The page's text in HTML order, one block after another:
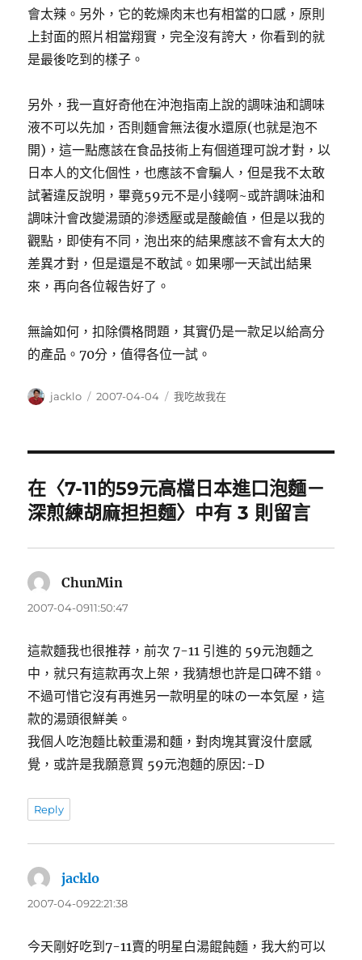
會太辣。另外，它的乾燥肉末也有相當的口感，原則
上封面的照片相當翔實，完全沒有誇大，你看到的就
是最後吃到的樣子。
另外，我一直好奇他在沖泡指南上說的調味油和調味
液不可以先加，否則麵會無法復水還原(也就是泡不
開)，這一點應該在食品技術上有個道理可說才對，以
日本人的文化個性，也應該不會騙人，但是我不太敢
試著違反說明，畢竟59元不是小錢啊~或許調味油和
調味汁會改變湯頭的滲透壓或是酸鹼值，但是以我的
觀點，即使有不同，泡出來的結果應該不會有太大的
差異才對，但是還是不敢試。如果哪一天試出結果
來，再向各位報告好了。
無論如何，扣除價格問題，其實仍是一款足以給高分
的產品。70分，值得各位一試。
作
jacklo
發
2007-04-04
分
我吃故我在
在〈7-11的59元高檔日本進口泡麵－
深煎練胡麻担担麵〉中有 3 則留言
ChunMin
示:
2007-04-0911:50:47
這款麵我也很推荐，前次 7-11 引進的 59元泡麵之
中，就只有這款再次上架，我猜想也許是口碑不錯。
不過可惜它沒有再進另一款明星的味の一本気屋，這
款的湯頭很鮮美。
我個人吃泡麵比較重湯和麵，對肉塊其實沒什麼感
覺，或許是我願意買 59元泡麵的原因:-D
Reply
jacklo
示:
2007-04-0922:21:38
今天剛好吃到7-11賣的明星白湯餛飩麵，我大約可以